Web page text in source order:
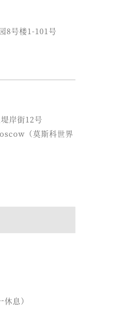
8号楼1-101号
岸街12号
（莫斯科世界
息）